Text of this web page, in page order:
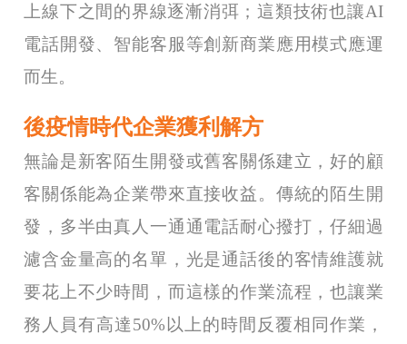
上線下之間的界線逐漸消弭；這類技術也讓AI
電話開發、智能客服等創新商業應用模式應運
而生。
後疫情時代企業獲利解方
無論是新客陌生開發或舊客關係建立，好的顧
客關係能為企業帶來直接收益。傳統的陌生開
發，多半由真人一通通電話耐心撥打，仔細過
濾含金量高的名單，光是通話後的客情維護就
要花上不少時間，而這樣的作業流程，也讓業
務人員有高達50%以上的時間反覆相同作業，